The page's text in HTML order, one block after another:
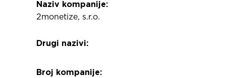
Naziv kompanije:
2monetize, s.r.o.
Drugi nazivi:
Broj kompanije: